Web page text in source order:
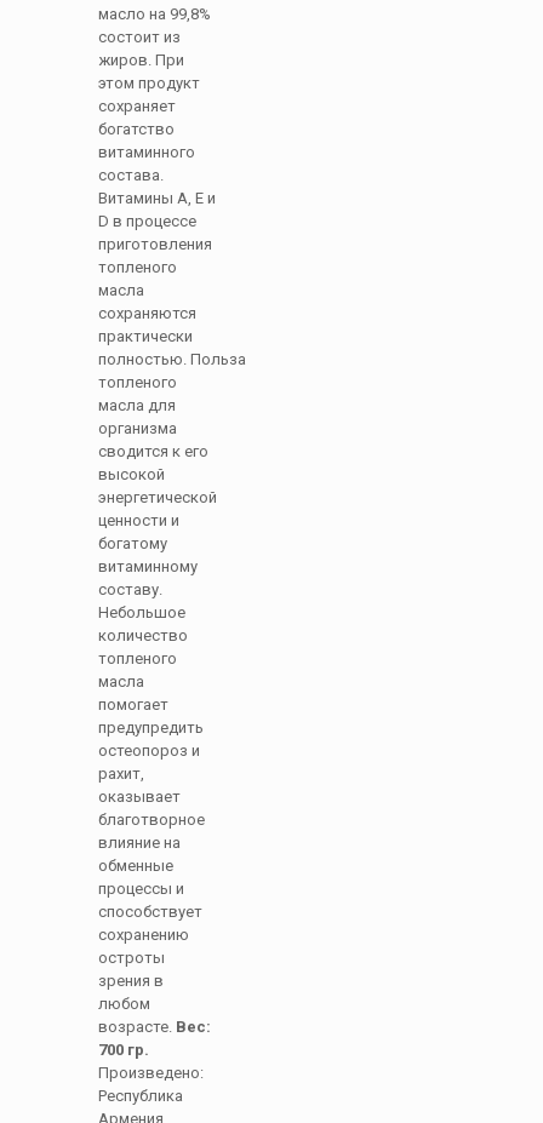
масло на 99,8%
состоит из
жиров. При
этом продукт
сохраняет
богатство
витаминного
состава.
Витамины А, Е и
D в процессе
приготовления
топленого
масла
сохраняются
практически
полностью. Польза
топленого
масла для
организма
сводится к его
высокой
энергетической
ценности и
богатому
витаминному
составу.
Небольшое
количество
топленого
масла
помогает
предупредить
остеопороз и
рахит,
оказывает
благотворное
влияние на
обменные
процессы и
способствует
сохранению
остроты
зрения в
любом
возрасте. Вес:
700 гр.
Произведено:
Республика
Армения